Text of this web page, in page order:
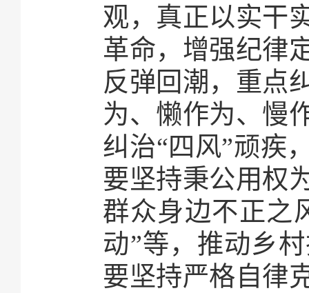
观，真正以实干
革命，增强纪律
反弹回潮，重点
为、懒作为、慢
纠治“四风”顽疾
要坚持秉公用权
群众身边不正之
动”等，推动乡
要坚持严格自律